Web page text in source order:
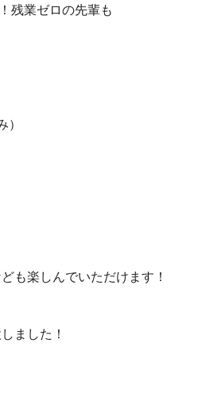
残業ゼロの先輩も
も楽しんでいただけます！
ました！